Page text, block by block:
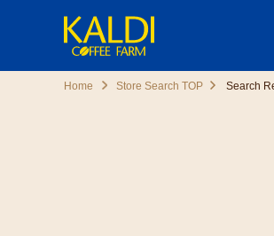
Home Store Search TOP Search